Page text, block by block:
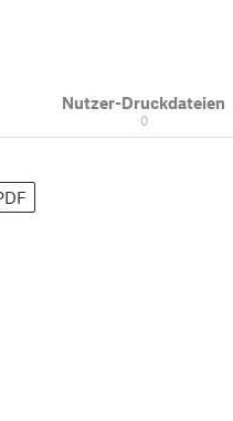
Nutzer-Druckdateien
0